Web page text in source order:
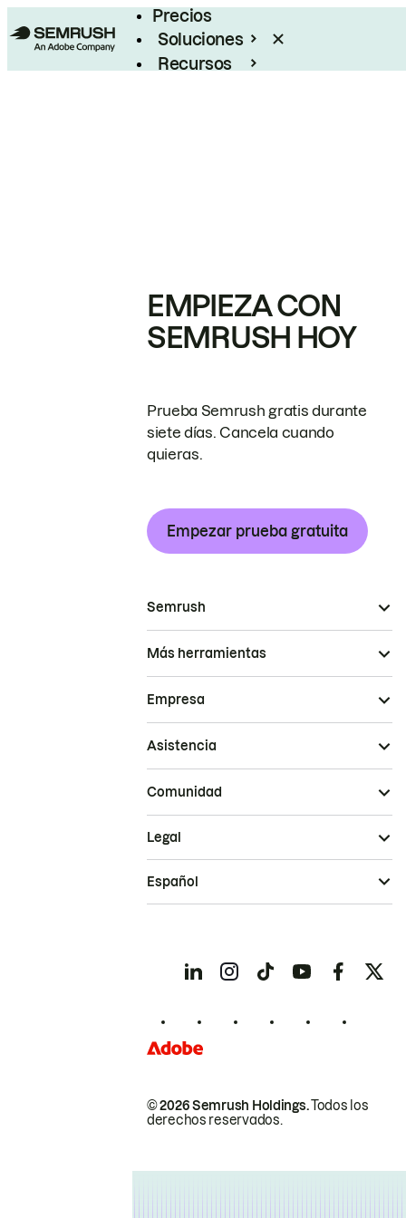
Precios
Soluciones
Recursos
EMPIEZA CON
SEMRUSH HOY
Prueba Semrush gratis durante
siete días. Cancela cuando
quieras.
Empezar prueba gratuita
Semrush
Más herramientas
Empresa
Asistencia
Comunidad
© 2026 Semrush Holdings.Todos los
derechos reservados.
Legal
Español